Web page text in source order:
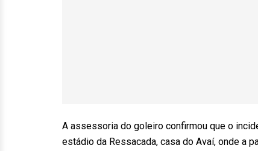
A assessoria do goleiro confirmou que o
estádio da Ressacada, casa do Avaí, onde a